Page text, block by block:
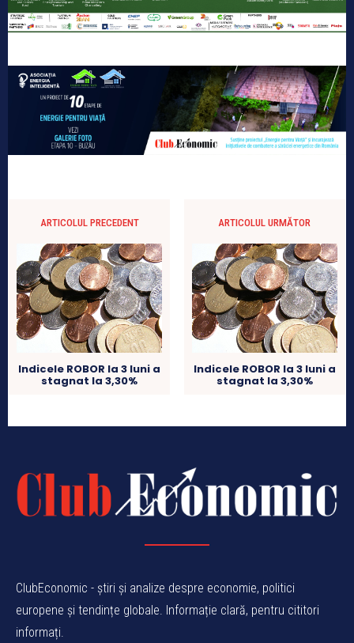
ARTICOLUL PRECEDENT
Indicele ROBOR la 3 luni a
stagnat la 3,30%
ARTICOLUL URMĂTOR
Indicele ROBOR la 3 luni a
stagnat la 3,30%
ClubEconomic - știri și analize despre economie, politici
europene și tendințe globale. Informație clară, pentru cititori
informați.